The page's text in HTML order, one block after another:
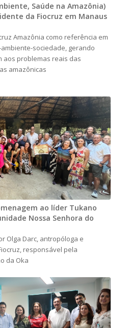
Saúde na Amazônia)
da Fiocruz em Manaus
Amazônia como referência em
sociedade, gerando
aos problemas reais das
amazônicas
ao líder Tukano
Nossa Senhora do
Olga Darc, antropóloga e
responsável pela
da Oka